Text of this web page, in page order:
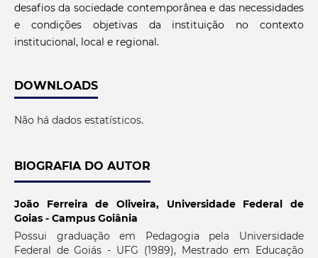
desafios da sociedade contemporânea e das necessidades
e condições objetivas da instituição no contexto
institucional, local e regional.
DOWNLOADS
Não há dados estatísticos.
BIOGRAFIA DO AUTOR
João Ferreira de Oliveira, Universidade Federal de
Goias - Campus Goiânia
Possui graduação em Pedagogia pela Universidade
Federal de Goiás - UFG (1989), Mestrado em Educação